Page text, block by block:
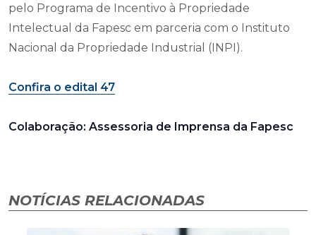
pelo Programa de Incentivo à Propriedade
Intelectual da Fapesc em parceria com o Instituto
Nacional da Propriedade Industrial (INPI).
Confira o edital 47
Colaboração: Assessoria de Imprensa da Fapesc
NOTÍCIAS RELACIONADAS